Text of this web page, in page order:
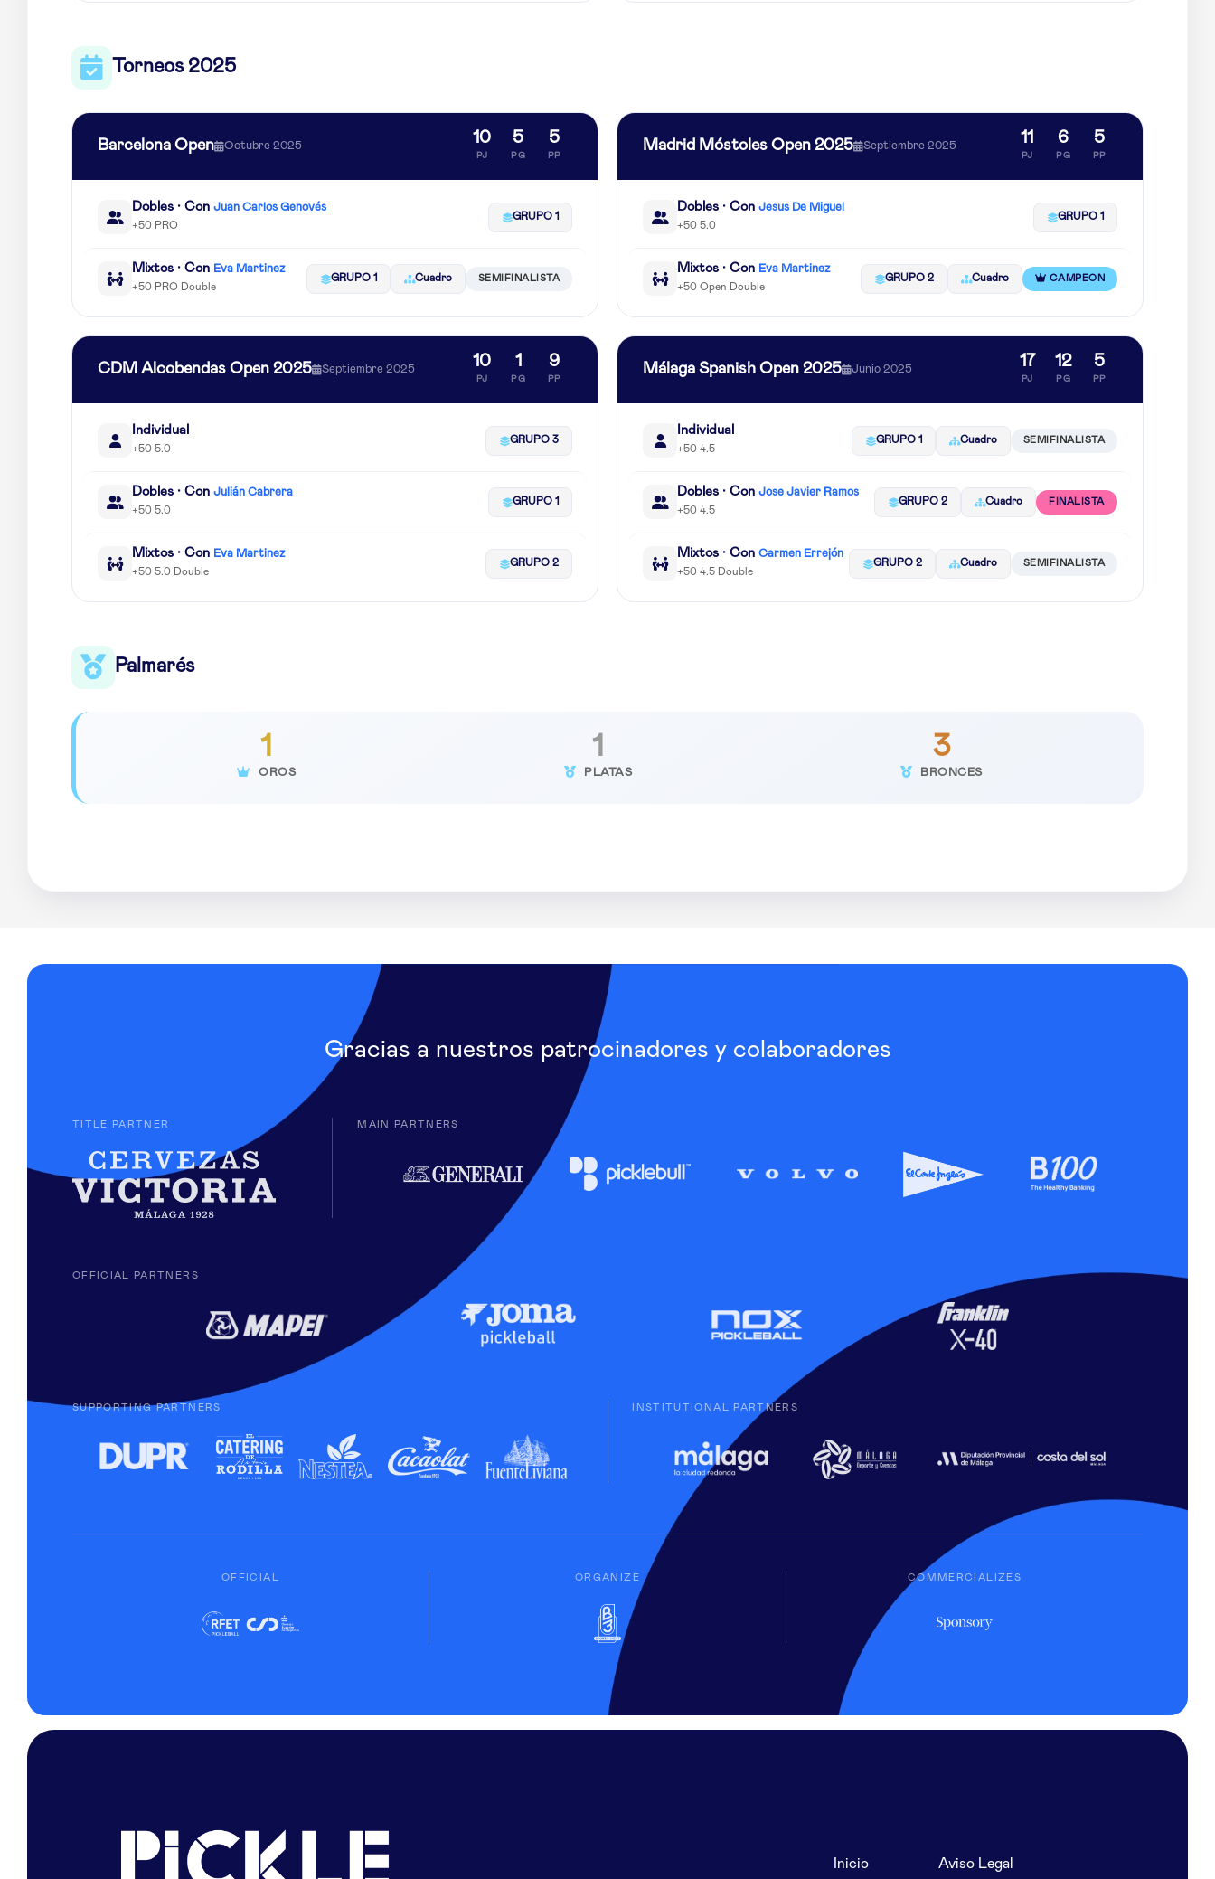
Torneos 2025
Barcelona Open Octubre 2025 10
PJ
5
PG
5
PP
Dobles · Con Juan Carlos Genovés
+50 PRO
GRUPO 1
Mixtos · Con Eva Martinez
+50 PRO Double
GRUPO 1 Cuadro SEMIFINALISTA
Madrid Móstoles Open 2025 Septiembre 2025 11
PJ
6
PG
5
PP
Dobles · Con Jesus De Miguel
+50 5.0
GRUPO 1
Mixtos · Con Eva Martinez
+50 Open Double
GRUPO 2 Cuadro CAMPEON
CDM Alcobendas Open 2025 Septiembre 2025 10
PJ
1
PG
9
PP
Individual
+50 5.0
GRUPO 3
Dobles · Con Julián Cabrera
+50 5.0
GRUPO 1
Mixtos · Con Eva Martinez
+50 5.0 Double
GRUPO 2
Málaga Spanish Open 2025 Junio 2025 17
PJ
12
PG
5
PP
Individual
+50 4.5
GRUPO 1 Cuadro SEMIFINALISTA
Dobles · Con Jose Javier Ramos
+50 4.5
GRUPO 2 Cuadro FINALISTA
Mixtos · Con Carmen Errejón
+50 4.5 Double
GRUPO 2 Cuadro SEMIFINALISTA
Palmarés
1
OROS
1
PLATAS
3
BRONCES
Gracias a nuestros patrocinadores y colaboradores
TITLE PARTNER MAIN PARTNERS
OFFICIAL PARTNERS
SUPPORTING PARTNERS INSTITUTIONAL PARTNERS
OFFICIAL ORGANIZE COMMERCIALIZES
Inicio Aviso Legal